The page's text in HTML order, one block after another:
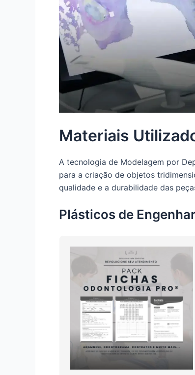
Materiais
A tecnologia de Modelagem por
para a criação de objetos
qualidade e a durabilidade das
Plásticos de